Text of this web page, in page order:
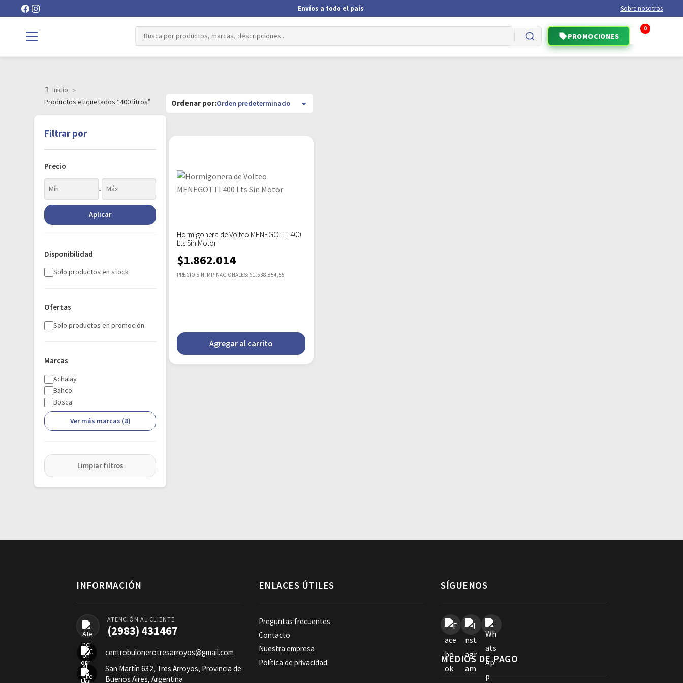
Envíos a todo el país Sobre nosotros
PROMOCIONES
0
Inicio
Productos etiquetados “400 litros”
Filtrar por
Precio
-
Aplicar
Disponibilidad
Solo productos en stock
Ofertas
Solo productos en promoción
Marcas
Achalay
Bahco
Bosca
Ver más marcas (8)
Limpiar filtros
Hormigonera de Volteo MENEGOTTI 400
Lts Sin Motor
$1.862.014
PRECIO SIN IMP. NACIONALES: $1.538.854,55
Agregar al carrito
INFORMACIÓN
ATENCIÓN AL CLIENTE
(2983) 431467
centrobulonerotresarroyos@gmail.com
San Martín 632, Tres Arroyos, Provincia de
Buenos Aires, Argentina
ENLACES ÚTILES
Preguntas frecuentes
Contacto
Nuestra empresa
Política de privacidad
SÍGUENOS
MEDIOS DE PAGO